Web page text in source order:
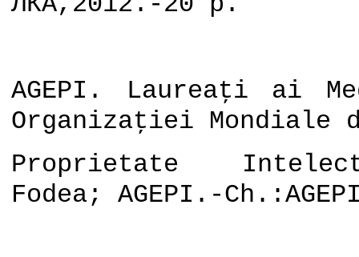
AGEPI. Laureaţi ai
Organizaţiei Mondiale
Proprietate
Fodea; AGEPI.-